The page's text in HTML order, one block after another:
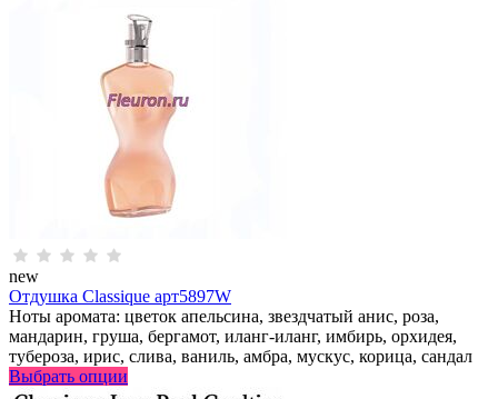
new
Отдушка Classique арт5897W
Ноты аромата: цветок апельсина, звездчатый анис, роза,
мандарин, груша, бергамот, иланг-иланг, имбирь, орхидея,
тубероза, ирис, слива, ваниль, амбра, мускус, корица, сандал
Выбрать опции